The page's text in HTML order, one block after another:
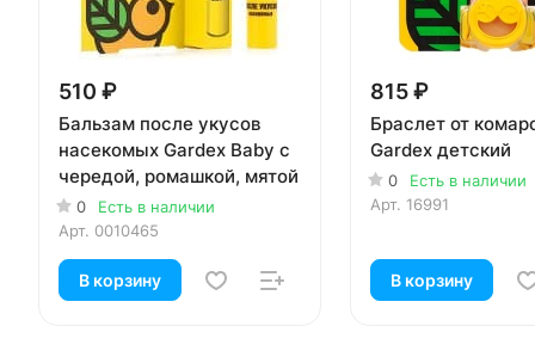
510 ₽
Бальзам после укусов
насекомых Gardex Baby с
чередой, ромашкой, мятой
0
Есть в наличии
Арт. 0010465
В корзину
815 ₽
Браслет от
Gardex детский
0
Есть в наличии
Арт. 16991
В корзину